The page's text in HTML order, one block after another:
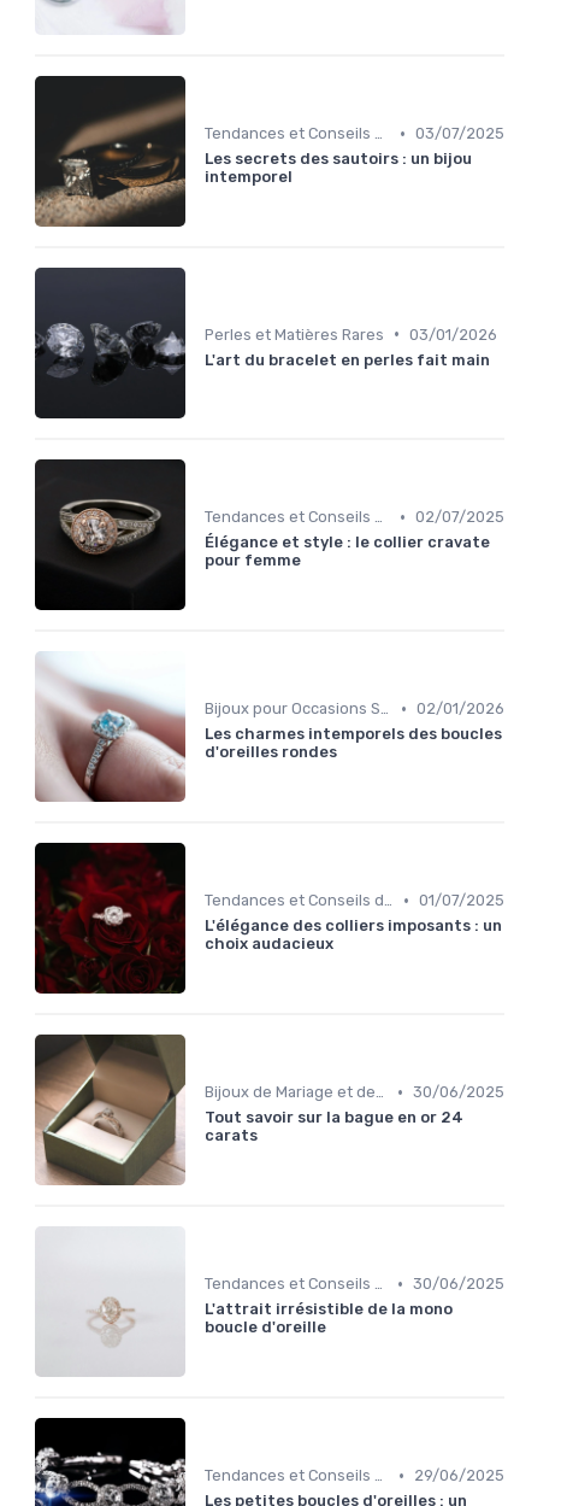
Tendances et Conseils de Style • 03/07/2025
Les secrets des sautoirs : un bijou
intemporel
Perles et Matières Rares • 03/01/2026
L'art du bracelet en perles fait main
Tendances et Conseils de Style • 02/07/2025
Élégance et style : le collier cravate
pour femme
Bijoux pour Occasions Spéciales • 02/01/2026
Les charmes intemporels des boucles
d'oreilles rondes
Tendances et Conseils de Style • 01/07/2025
L'élégance des colliers imposants : un
choix audacieux
Bijoux de Mariage et de Fiançailles • 30/06/2025
Tout savoir sur la bague en or 24
carats
Tendances et Conseils de Style • 30/06/2025
L'attrait irrésistible de la mono
boucle d'oreille
Tendances et Conseils de Style •
29/06/2025
Les petites boucles d'oreilles : un